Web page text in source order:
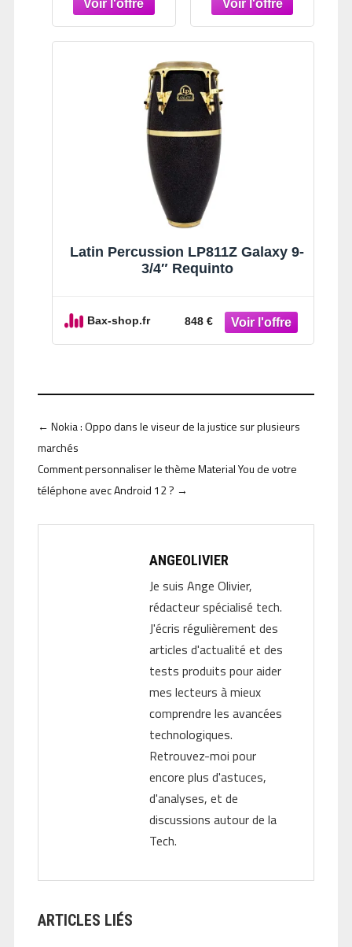
Latin Percussion LP811Z Galaxy 9-
3/4″ Requinto
Bax-shop.fr 848 €
← Nokia : Oppo dans le viseur de la justice sur plusieurs
marchés
Comment personnaliser le thème Material You de votre
téléphone avec Android 12 ? →
ANGEOLIVIER
Je suis Ange Olivier,
rédacteur spécialisé tech.
J'écris régulièrement des
articles d'actualité et des
tests produits pour aider
mes lecteurs à mieux
comprendre les avancées
technologiques.
Retrouvez-moi pour
encore plus d'astuces,
d'analyses, et de
discussions autour de la
Tech.
ARTICLES LIÉS